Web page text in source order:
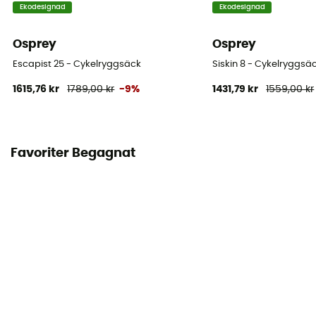
Ekodesignad
Osprey
Escapist 25 - Cykelryggsäck
1615,76 kr 1789,00 kr -9%
Ekodesignad
Osprey
Siskin 8 -
1431,79 kr 1559,00 kr
Favoriter Begagnat